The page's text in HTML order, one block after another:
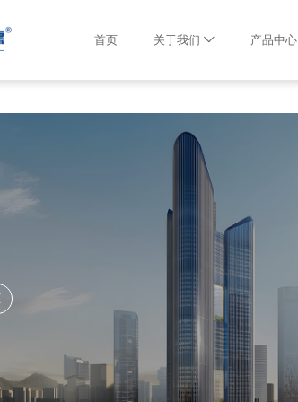
首页 关于我们 产品中心